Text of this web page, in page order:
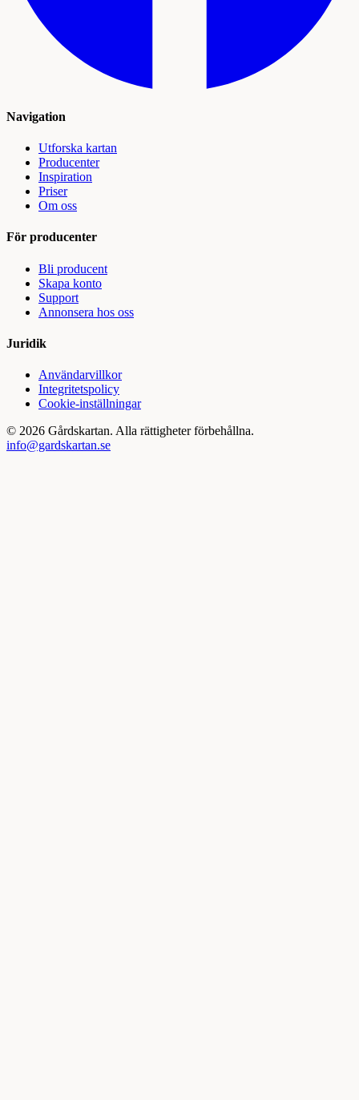
Navigation
Utforska kartan
Producenter
Inspiration
Priser
Om oss
För producenter
Bli producent
Skapa konto
Support
Annonsera hos oss
Juridik
Användarvillkor
Integritetspolicy
Cookie-inställningar
© 2026 Gårdskartan. Alla rättigheter förbehållna.
info@gardskartan.se